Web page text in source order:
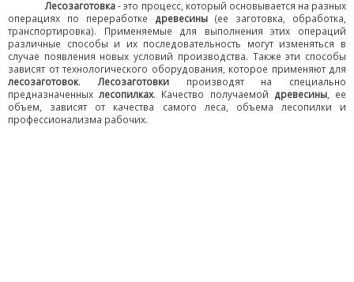
Лесозаготовка- это процесс, который основывается на разных
операциях по переработке древесины(ее заготовка, обработка,
транспортировка). Применяемые для выполнения этих операций
различные способы и их последовательность могут изменяться в
случае появления новых условий производства. Также эти способы
зависят от технологического оборудования, которое применяют для
лесозаготовок. Лесозаготовкипроизводят на специально
предназначенныхлесопилках. Качество получаемой древесины, ее
объем, зависят от качества самого леса, объема лесопилки и
профессионализма рабочих.